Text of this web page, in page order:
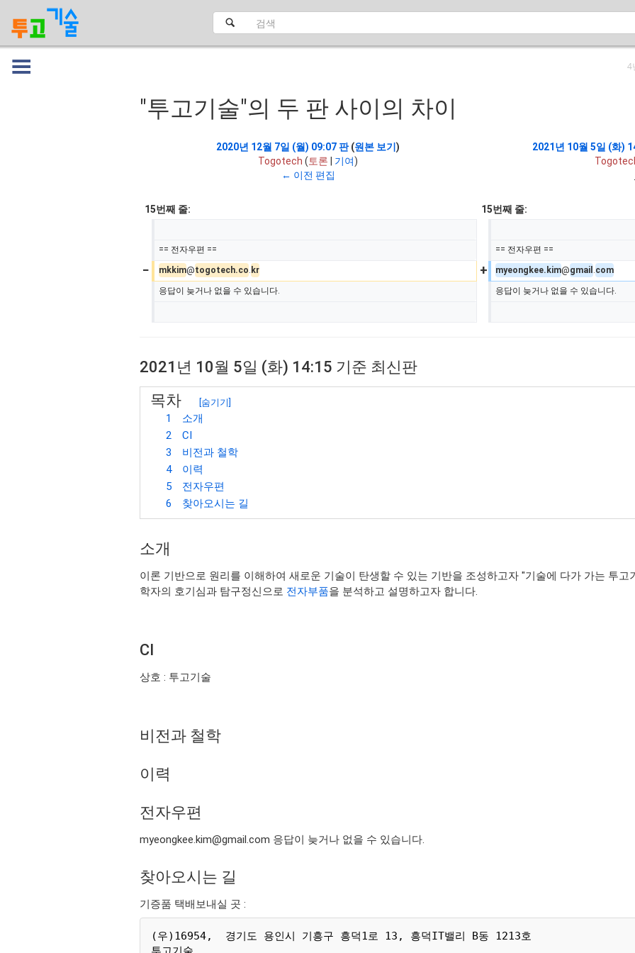
4
"투고기술"의 두 판 사이의 차이
2020년 12월 7일 (월) 09:07 판 (원본 보기)
Togotech (토론 | 기여)
← 이전 편집
2021년 10월 5일 (화)
15번째 줄: 15번째 줄:
== 전자우편 == == 전자우편 ==
− mkkim@togotech.co kr + myeongkee.kim@gmail com
응답이 늦거나 없을 수 있습니다. 응답이 늦거나 없을 수 있습니다.
2021년 10월 5일 (화) 14:15 기준 최신판
목차
[숨기기]
1
소개
2
CI
3
비전과 철학
4
이력
5
전자우편
6
찾아오시는 길
소개
이론 기반으로 원리를 이해하여 새로운 기술이 탄생할 수 있는 기반을 조성하고자 "기술에 다가 가는 투고
학자의 호기심과 탐구정신으로 전자부품을 분석하고 설명하고자 합니다.
CI
상호 : 투고기술
비전과 철학
이력
전자우편
myeongkee.kim@gmail.com 응답이 늦거나 없을 수 있습니다.
찾아오시는 길
기증품 택배보내실 곳 :
(우)16954,  경기도 용인시 기흥구 흥덕1로 13, 흥덕IT밸리 B동 1213호